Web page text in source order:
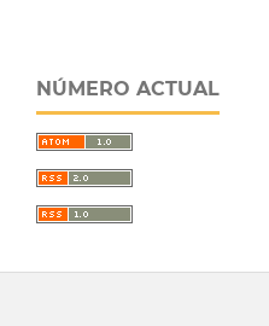
NÚMERO ACTUAL